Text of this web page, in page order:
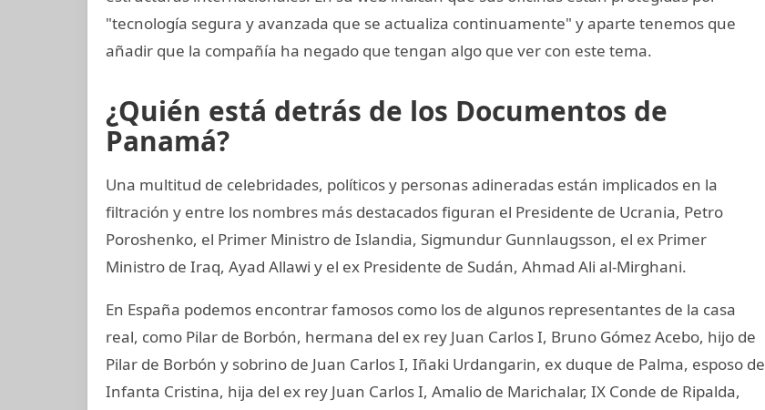
"tecnología segura y avanzada que se actualiza continuamente" y aparte tenemos que
añadir que la compañía ha negado que tengan algo que ver con este tema.
¿Quién está detrás de los Documentos de
Panamá?
Una multitud de celebridades, políticos y personas adineradas están implicados en la
filtración y entre los nombres más destacados figuran el Presidente de Ucrania, Petro
Poroshenko, el Primer Ministro de Islandia, Sigmundur Gunnlaugsson, el ex Primer
Ministro de Iraq, Ayad Allawi y el ex Presidente de Sudán, Ahmad Ali al-Mirghani.
En España podemos encontrar famosos como los de algunos representantes de la casa
real, como Pilar de Borbón, hermana del ex rey Juan Carlos I, Bruno Gómez Acebo, hijo de
Pilar de Borbón y sobrino de Juan Carlos I, Iñaki Urdangarin, ex duque de Palma, esposo de
Infanta Cristina, hija del ex rey Juan Carlos I, Amalio de Marichalar, IX Conde de Ripalda,